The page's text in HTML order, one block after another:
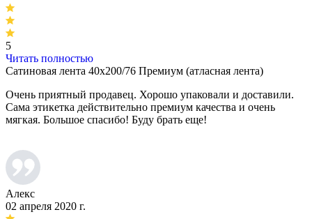
5
Читать полностью
Сатиновая лента 40х200/76 Премиум (атласная лента)
Очень приятный продавец. Хорошо упаковали и доставили.
Сама этикетка действительно премиум качества и очень
мягкая. Большое спасибо! Буду брать еще!
Алекс
02 апреля 2020 г.